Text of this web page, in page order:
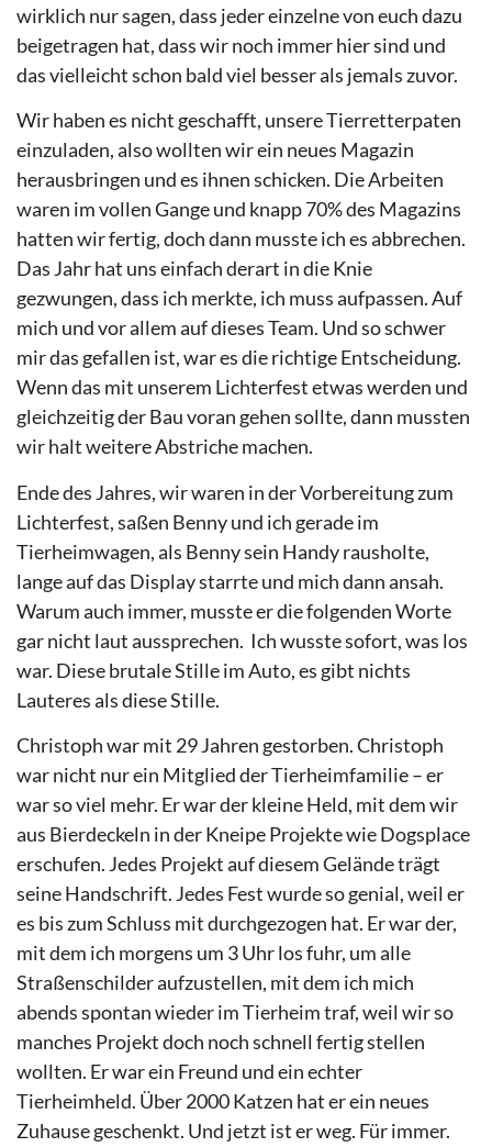
wirklich nur sagen, dass jeder einzelne von euch dazu
beigetragen hat, dass wir noch immer hier sind und
das vielleicht schon bald viel besser als jemals zuvor.
Wir haben es nicht geschafft, unsere Tierretterpaten
einzuladen, also wollten wir ein neues Magazin
herausbringen und es ihnen schicken. Die Arbeiten
waren im vollen Gange und knapp 70% des Magazins
hatten wir fertig, doch dann musste ich es abbrechen.
Das Jahr hat uns einfach derart in die Knie
gezwungen, dass ich merkte, ich muss aufpassen. Auf
mich und vor allem auf dieses Team. Und so schwer
mir das gefallen ist, war es die richtige Entscheidung.
Wenn das mit unserem Lichterfest etwas werden und
gleichzeitig der Bau voran gehen sollte, dann mussten
wir halt weitere Abstriche machen.
Ende des Jahres, wir waren in der Vorbereitung zum
Lichterfest, saßen Benny und ich gerade im
Tierheimwagen, als Benny sein Handy rausholte,
lange auf das Display starrte und mich dann ansah.
Warum auch immer, musste er die folgenden Worte
gar nicht laut aussprechen. Ich wusste sofort, was los
war. Diese brutale Stille im Auto, es gibt nichts
Lauteres als diese Stille.
Christoph war mit 29 Jahren gestorben. Christoph
war nicht nur ein Mitglied der Tierheimfamilie – er
war so viel mehr. Er war der kleine Held, mit dem wir
aus Bierdeckeln in der Kneipe Projekte wie Dogsplace
erschufen. Jedes Projekt auf diesem Gelände trägt
seine Handschrift. Jedes Fest wurde so genial, weil er
es bis zum Schluss mit durchgezogen hat. Er war der,
mit dem ich morgens um 3 Uhr los fuhr, um alle
Straßenschilder aufzustellen, mit dem ich mich
abends spontan wieder im Tierheim traf, weil wir so
manches Projekt doch noch schnell fertig stellen
wollten. Er war ein Freund und ein echter
Tierheimheld. Über 2000 Katzen hat er ein neues
Zuhause geschenkt. Und jetzt ist er weg. Für immer.